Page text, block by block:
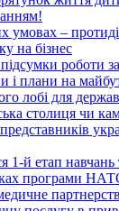
умовах –
на бізнес
роботи
і плани на
лобі для
столиця чи
1-й етап навчань
програми